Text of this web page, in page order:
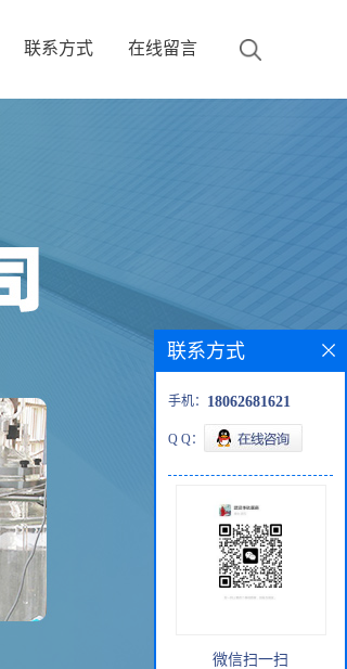
联系方式 在线留言
联系方式
手机： 18062681621
Q Q：
微信扫一扫